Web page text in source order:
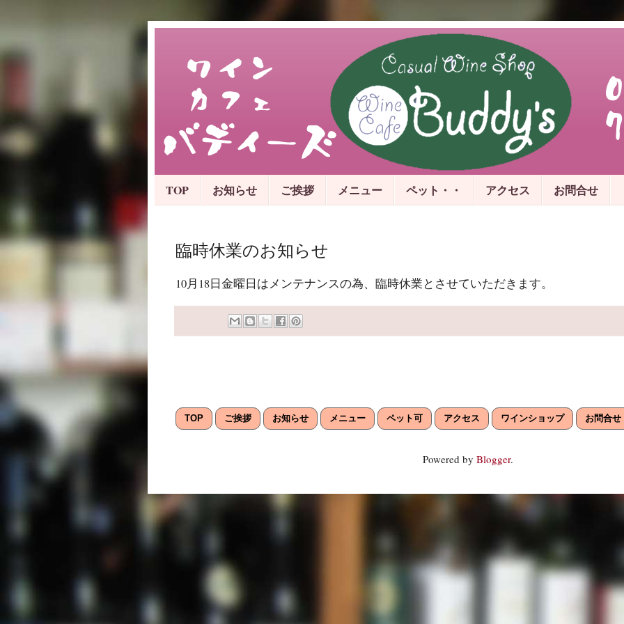
TOP お知らせ ご挨拶 メニュー ペット・・ アクセス お問合せ
臨時休業のお知らせ
10月18日金曜日はメンテナンスの為、臨時休業とさせていただきます。
TOP ご挨拶 お知らせ メニュー ペット可 アクセス ワインショップ お問合せ
Powered by Blogger.